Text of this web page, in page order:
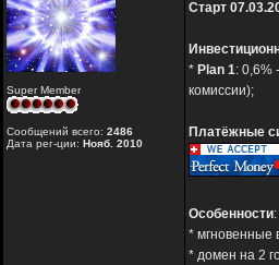
Super Member
Сообщений всего: 2486
Дата рег-ции: Нояб. 2010
Старт
* Plan 1: 0,6%
комиссии);
Платёжные
Особенности:
* мгновенные
* домен на 2